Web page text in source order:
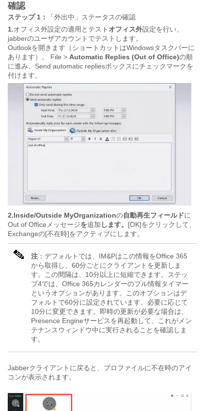
確認
ステップ 1：
「外出中」ステータスの確認
1.オフィス外設定の適用とテスト オフィス外設定を行い、
jabberのユーザアカウントでテストします。
Outlookを開きます（ショートカットはWindowsタスクバーに
あります）。 File > Automatic Replies (Out of Office)の順
に進み、Send automatic repliesボックスにチェックマークを
付けます。
2.Inside/Outside MyOrganizationの自動再生フィールドに
Out of Officeメッセージを追加 します。 [OK]をクリックして、
Exchangeの[不在時]をアクティブにします。
注 ：デフォルトでは、IM&Pはこの情報をOffice 365
から取得し、60分ごとにクライアントを更新しま
す。この間隔は、10分以上に短縮できます。ステッ
プ4では、Office 365カレンダーのプル情報タイマー
というオプションがあります。このオプションはデ
フォルトで60分に設定されています。必要に応じて
10分に変更できます。即時の更新が必要な場合は、
Presence Engineサービスを再起動して、これがメン
テナンスウィンドウ中に実行されることを確認しま
す。
Jabberクライアントに戻ると、プロファイルに不在時のアイ
コンが表示されます。